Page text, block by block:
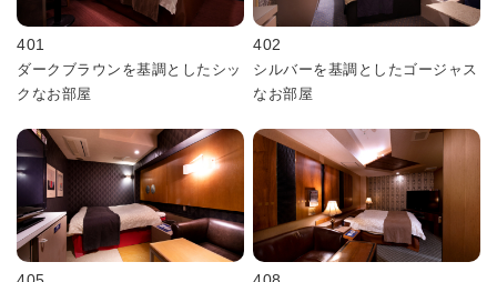
401
ダークブラウンを基調としたシッ
クなお部屋
402
シルバーを基調としたゴージャス
なお部屋